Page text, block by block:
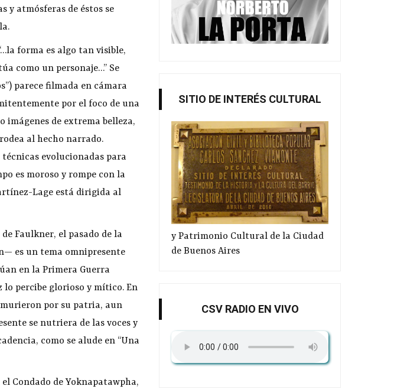
y atmósferas de éstos se
forma es algo tan visible,
como un personaje…” Se
parece filmada en cámara
por el foco de una
de extrema belleza,
al hecho narrado.
evolucionadas para
es moroso y rompe con la
Lage está dirigida al
Faulkner, el pasado de la
es un tema omnipresente
en la Primera Guerra
lo percibe glorioso y mítico. En
murieron por su patria, aun
se nutriera de las voces y
como se alude en “Una
Condado de Yoknapatawpha,
SITIO DE INTERÉS CULTURAL
y Patrimonio Cultural de la Ciudad
de Buenos Aires
CSV RADIO EN VIVO